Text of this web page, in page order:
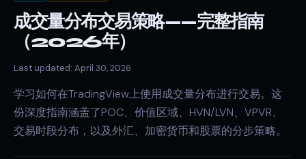
成交量分布交易策略——完整指南
（2026年）
Last updated: April 30, 2026
学习如何在TradingView上使用成交量分布进行交易。这
份深度指南涵盖了POC、价值区域、HVN/LVN、VPVR、
交易时段分布，以及外汇、加密货币和股票的分步策略。